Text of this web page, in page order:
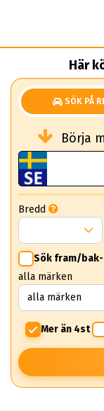
Här
SÖK PÅ
Börja
Bredd
Sök fram/
alla märken
Mer än 4st